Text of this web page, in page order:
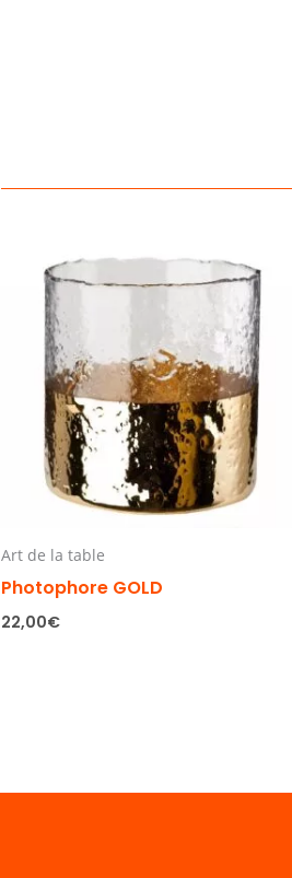
Art de la table
Photophore GOLD
22,00€